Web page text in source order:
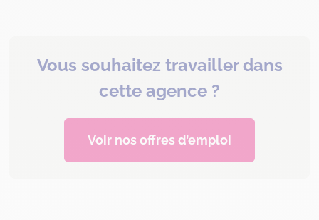
Vous souhaitez travailler dans
cette agence ?
Voir nos offres d’emploi